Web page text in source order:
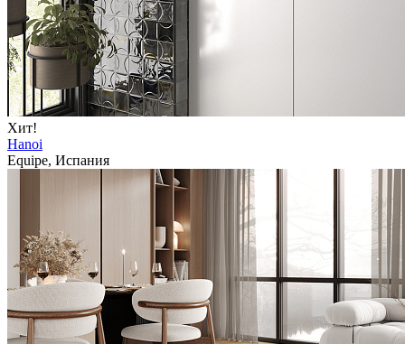
Хит!
Hanoi
Equipe, Испания